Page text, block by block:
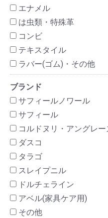
エナメル
は虫類・特殊革
コンビ
テキスタイル
ラバー(ゴム)・その他
ブランド
サフィールノワール
サフィール
コルドヌリ・アングレー
ダスコ
タラゴ
スレイプニル
ドルチェライン
アベル(家具ケア用)
その他